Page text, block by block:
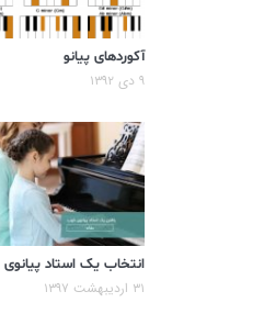
آکوردهای پیانو
۹ دی ۱۳۹۲
انتخاب یک استاد
۳۱ اردیبهشت ۱۳۹۷